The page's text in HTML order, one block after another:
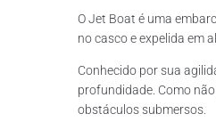
O Jet Boat é uma
no casco e expelida em
Conhecido por sua
profundidade. Como
obstáculos submersos.